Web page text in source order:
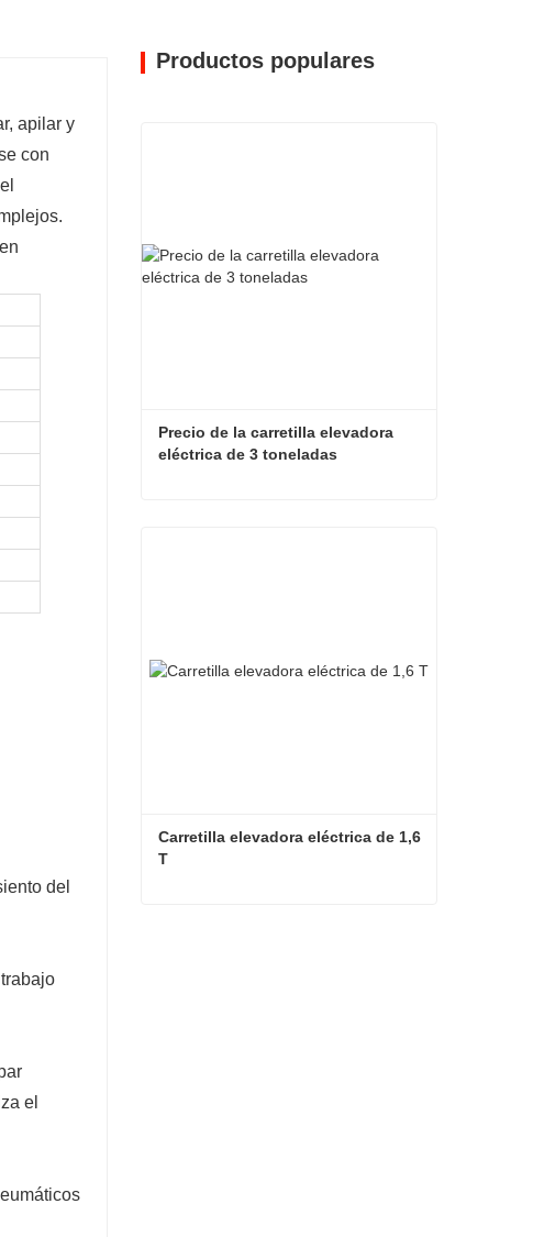
apilar y
con
del
el
Productos populares
Precio de la carretilla elevadora
eléctrica de 3 toneladas
Carretilla elevadora eléctrica de 1,6
T